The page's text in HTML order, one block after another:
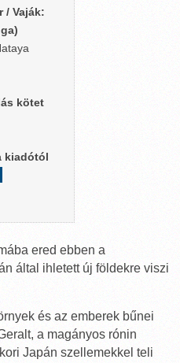
/ Vaják:
kötet
kiadótól
ered ebben a
által ihletett új földekre viszi
és az emberek bűnei
a magányos rónin
Japán szellemekkel teli